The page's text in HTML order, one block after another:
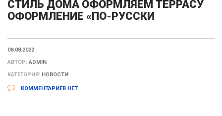
СТИЛЬ ДОМА ОФОРМЛЯЕМ ТЕРРАСУ
ОФОРМЛЕНИЕ «ПО-РУССКИ
08.08.2022
АВТОР:ADMIN
КАТЕГОРИЯ: НОВОСТИ
КОММЕНТАРИЕВ НЕТ